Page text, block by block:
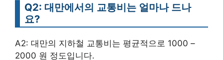
Q2: 대만에서의 교통비는 얼마나 드나
요?
A2: 대만의 지하철 교통비는 평균적으로 1000 –
2000 원 정도입니다.